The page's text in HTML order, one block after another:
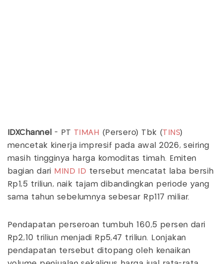
IDXChannel - PT TIMAH (Persero) Tbk (TINS)
mencetak kinerja impresif pada awal 2026, seiring
masih tingginya harga komoditas timah. Emiten
bagian dari MIND ID tersebut mencatat laba bersih
Rp1,5 triliun, naik tajam dibandingkan periode yang
sama tahun sebelumnya sebesar Rp117 miliar.
Pendapatan perseroan tumbuh 160,5 persen dari
Rp2,10 triliun menjadi Rp5,47 triliun. Lonjakan
pendapatan tersebut ditopang oleh kenaikan